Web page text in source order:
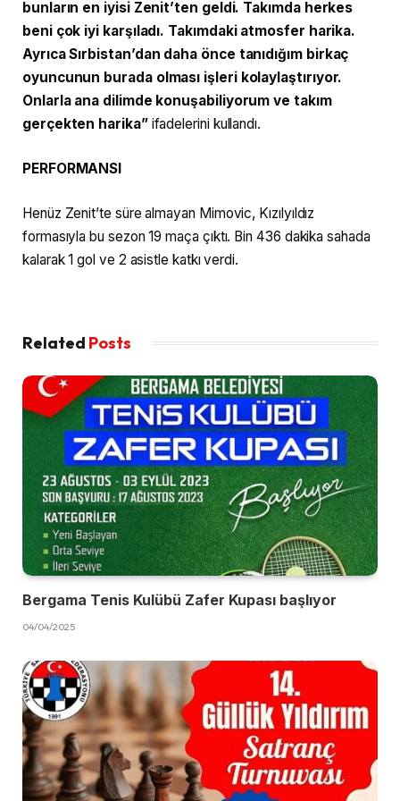
bunların en iyisi Zenit’ten geldi. Takımda herkes
beni çok iyi karşıladı. Takımdaki atmosfer harika.
Ayrıca Sırbistan’dan daha önce tanıdığım birkaç
oyuncunun burada olması işleri kolaylaştırıyor.
Onlarla ana dilimde konuşabiliyorum ve takım
gerçekten harika”ifadelerini kullandı.
PERFORMANSI
Henüz Zenit’te süre almayan Mimovic, Kızılyıldız
formasıyla bu sezon 19 maça çıktı. Bin 436 dakika sahada
kalarak 1 gol ve 2 asistle katkı verdi.
Related Posts
Bergama Tenis Kulübü Zafer Kupası başlıyor
04/04/2025